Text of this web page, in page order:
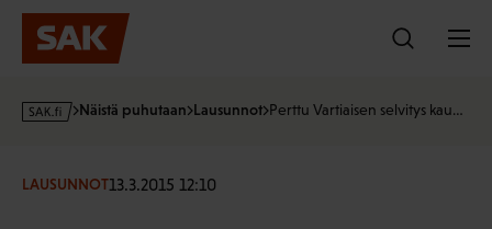
Hyppää
sisältöön
s
·
Näistä puhutaan Lausunnot Perttu Vartiaisen selvitys kau…
LAUSUNNOT13.3.2015 12:10